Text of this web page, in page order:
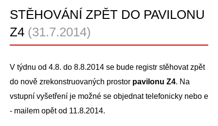
STĚHOVÁNÍ ZPĚT DO PAVILONU
Z4 (31.7.2014)
V týdnu od 4.8. do 8.8.2014 se bude registr stěhovat zpět
do nově zrekonstruovaných prostor pavilonu Z4. Na
vstupní vyšetření je možné se objednat telefonicky nebo e
- mailem opět od 11.8.2014.